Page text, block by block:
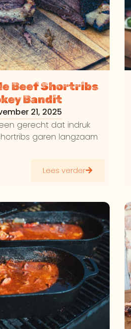
Beef Shortribs
Bandit
21, 2025
gerecht dat indruk
garen langzaam
Lees verder